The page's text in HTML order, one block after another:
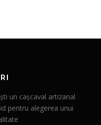
un cașcaval artizanal
pentru alegerea unui